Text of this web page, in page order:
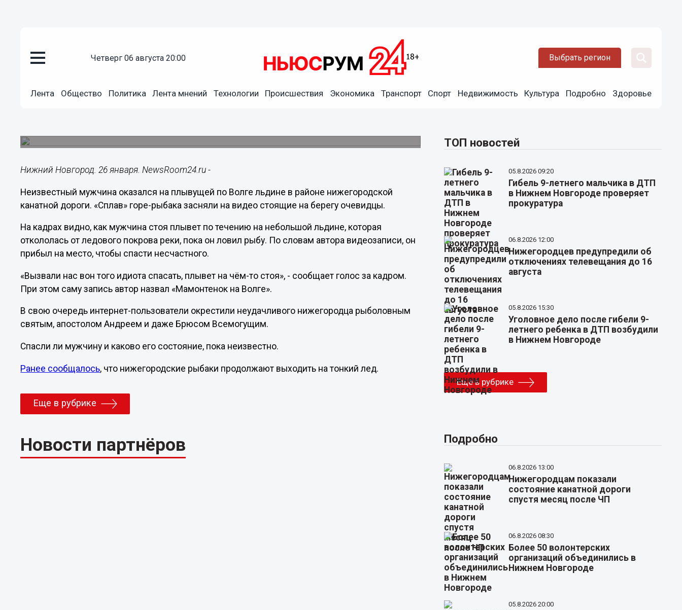
четверг 06 августа 20:00 Выбрать регион
Лента Общество Политика Лента мнений Технологии Происшествия Экономика Транспорт Спорт Недвижимость Культура Подробно Здоровье
26.01.202012:43
Нижний Новгород. 26 января. NewsRoom24.ru -
Неизвестный мужчина оказался на плывущей по Волге льдине в районе нижегородской
канатной дороги. «Сплав» горе-рыбака засняли на видео стоящие на берегу очевидцы.
На кадрах видно, как мужчина стоя плывет по течению на небольшой льдине, которая
откололась от ледового покрова реки, пока он ловил рыбу. По словам автора видеозаписи, он
прибыл на место, чтобы спасти несчастного.
«Вызвали нас вон того идиота спасать, плывет на чём-то стоя», - сообщает голос за кадром.
При этом саму запись автор назвал «Мамонтенок на Волге».
В свою очередь интернет-пользователи окрестили неудачливого нижегородца рыболовным
святым, апостолом Андреем и даже Брюсом Всемогущим.
Спасли ли мужчину и каково его состояние, пока неизвестно.
Ранее сообщалось, что нижегородские рыбаки продолжают выходить на тонкий лед.
Еще в рубрике
Новости партнёров
ТОП новостей
05.8.2026 09:20
Гибель 9-летнего мальчика в ДТП
в Нижнем Новгороде проверяет
прокуратура
06.8.2026 12:00
Нижегородцев предупредили об
отключениях телевещания до 16
августа
05.8.2026 15:30
Уголовное дело после гибели 9-
летнего ребенка в ДТП возбудили
в Нижнем Новгороде
Еще в рубрике
Подробно
06.8.2026 13:00
Нижегородцам показали
состояние канатной дороги
спустя месяц после ЧП
06.8.2026 08:30
Более 50 волонтерских
организаций объединились в
Нижнем Новгороде
05.8.2026 20:00